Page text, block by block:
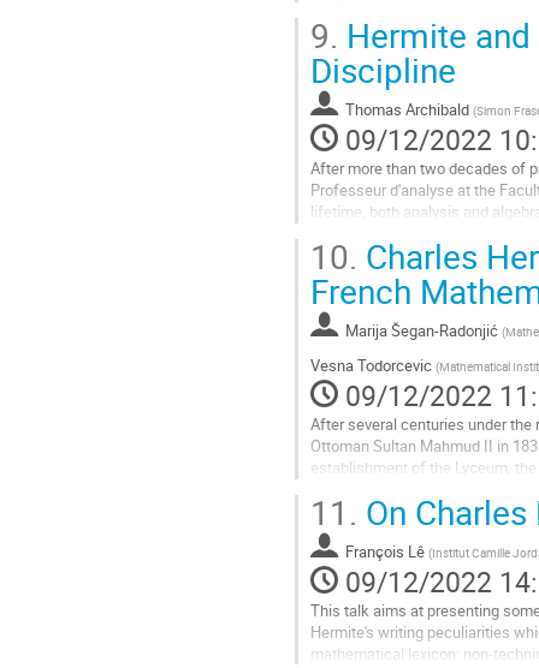
We will review some modern
Aller
à
la
page
de
la
contribution
9. Hermite
Discipline
Thomas Archibald (Simon
09/12/2022
After more than two decades of
Professeur d'analyse at the
lifetime, both analysis and
Aller
à
la
page
de
la
contribution
10. Charles
French
Marija Šegan-Radonjić (
Vesna Todorcevic (Mathematical
09/12/2022
After several centuries under
Ottoman Sultan Mahmud II in
establishment of the Lyceum,
Aller
à
la
page
de
la
contribution
11. On
François Lê (Institut Camille
09/12/2022
This talk aims at presenting
Hermite's writing peculiarities
mathematical lexicon: non-